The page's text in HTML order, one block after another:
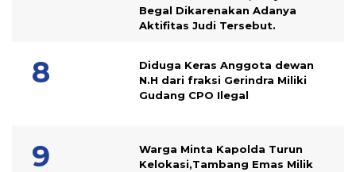
Begal Dikarenakan Adanya
Aktifitas Judi Tersebut.
Diduga Keras Anggota dewan
N.H dari fraksi Gerindra Miliki
Gudang CPO Ilegal
Warga Minta Kapolda Turun
Kelokasi,Tambang Emas Milik